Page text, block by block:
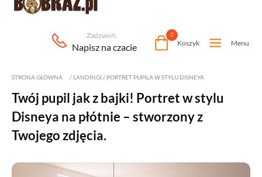
Zadzwoń:
Napisz na czacie Koszyk
0
Menu
STRONA GŁÓWNA / LANDINGI / PORTRET PUPILA W STYLU DISNEYA
Twój pupil jak z bajki! Portret w stylu
Disneya na płótnie – stworzony z
Twojego zdjęcia.